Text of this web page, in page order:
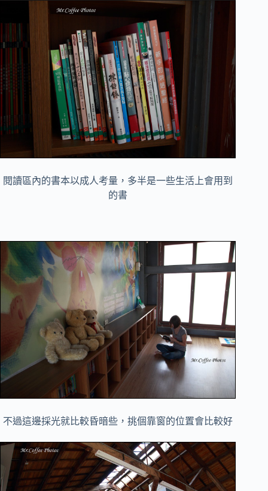
閱讀區內的書本以成人考量，多半是一些生活上會用到
的書
不過這邊採光就比較昏暗些，挑個靠窗的位置會比較好